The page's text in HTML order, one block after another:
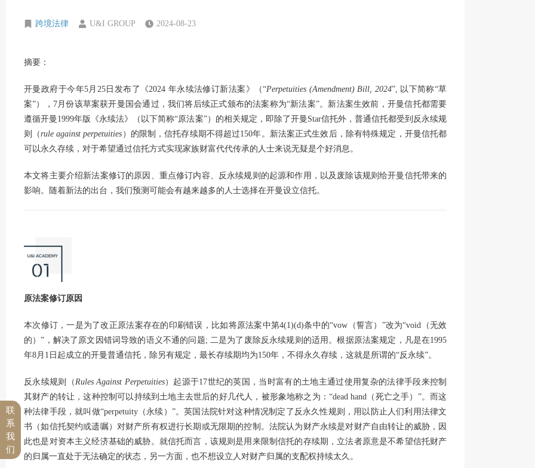
跨境法律 U&I GROUP 2024-08-23
摘要：
开曼政府于今年5月25日发布了《2024 年永续法修订新法案》（“Perpetuities (Amendment) Bill, 2024”, 以下简称“草
案”），7月份该草案获开曼国会通过，我们将后续正式颁布的法案称为“新法案”。新法案生效前，开曼信托都需要
遵循开曼1999年版《永续法》（以下简称“原法案”）的相关规定，即除了开曼Star信托外，普通信托都受到反永续规
则（rule against perpetuities ）的限制，信托存续期不得超过150年。新法案正式生效后，除有特殊规定，开曼信托都
可以永久存续，对于希望通过信托方式实现家族财富代代传承的人士来说无疑是个好消息。
本文将主要介绍新法案修订的原因、重点修订内容、反永续规则的起源和作用，以及废除该规则给开曼信托带来的
影响。随着新法的出台，我们预测可能会有越来越多的人士选择在开曼设立信托。
原法案修订原因
本次修订，一是为了改正原法案存在的印刷错误，比如将原法案中第4(1)(d)条中的“vow（誓言）”改为“void（无效
的）”，解决了原文因错词导致的语义不通的问题; 二是为了废除反永续规则的适用。根据原法案规定，凡是在1995
年8月1日起成立的开曼普通信托，除另有规定，最长存续期均为150年，不得永久存续，这就是所谓的“反永续”。
反永续规则（Rules Against Perpetuities）起源于17世纪的英国，当时富有的土地主通过使用复杂的法律手段来控制
其财产的转让，这种控制可以持续到土地主去世后的好几代人，被形象地称之为：“dead hand（死亡之手）”。而这
种法律手段，就叫做“perpetuity（永续）”。英国法院针对这种情况制定了反永久性规则，用以防止人们利用法律文
书（如信托契约或遗嘱）对财产所有权进行长期或无限期的控制。法院认为财产永续是对财产自由转让的威胁，因
此也是对资本主义经济基础的威胁。就信托而言，该规则是用来限制信托的存续期，立法者原意是不希望信托财产
的归属一直处于无法确定的状态，另一方面，也不想设立人对财产归属的支配权持续太久。
联
系
我
们